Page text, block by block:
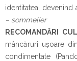
identitatea, devenind
– sommelier
RECOMANDĂRI
mâncăruri ușoare
condimentate